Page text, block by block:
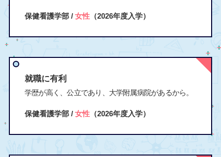
保健看護学部 / 女性（2026年度入学）
就職に有利
学歴が高く、公立であり、大学附属病院があるから。
保健看護学部 / 女性（2026年度入学）